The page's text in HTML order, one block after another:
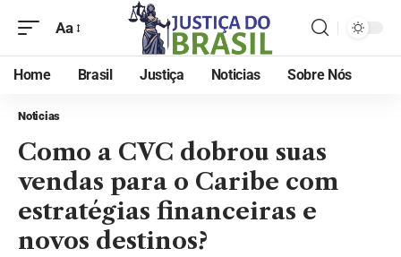
Aa
Home Brasil Justiça Noticias Sobre Nós
Noticias
Como a CVC dobrou suas
vendas para o Caribe com
estratégias financeiras e
novos destinos?